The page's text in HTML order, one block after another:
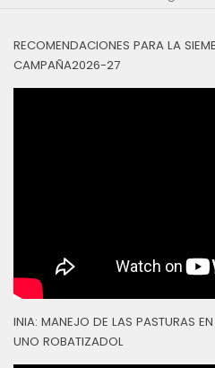
RECOMENDACIONES PARA LA
CAMPAÑA2026-27
INIA: MANEJO DE LAS PASTURAS
UNO ROBATIZADOL